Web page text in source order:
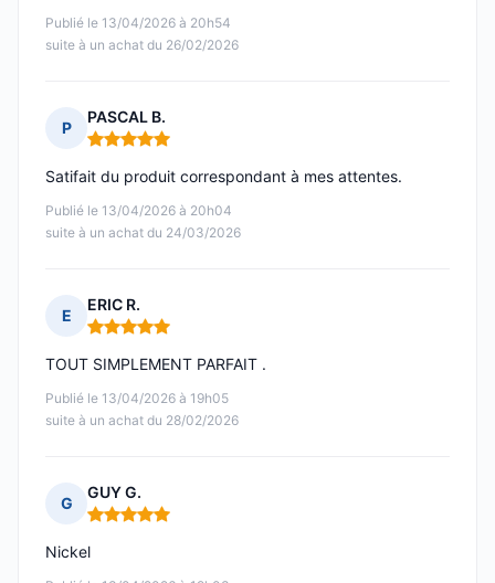
Publié le 13/04/2026 à 20h54
suite à un achat du 26/02/2026
P
PASCAL B.
Note : 5 sur 5
Publié le 13/04/2026 à 20h04
suite à un achat du 24/03/2026
Satifait du produit correspondant à mes attentes.
E
ERIC R.
Note : 5 sur 5
Publié le 13/04/2026 à 19h05
suite à un achat du 28/02/2026
TOUT SIMPLEMENT PARFAIT .
G
GUY G.
Note : 5 sur 5
Nickel